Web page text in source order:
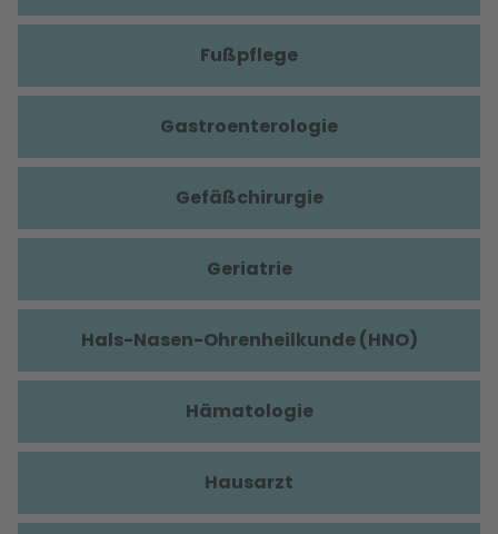
Fußpflege
Gastroenterologie
Gefäßchirurgie
Geriatrie
Hals-Nasen-Ohrenheilkunde (HNO)
Hämatologie
Hausarzt